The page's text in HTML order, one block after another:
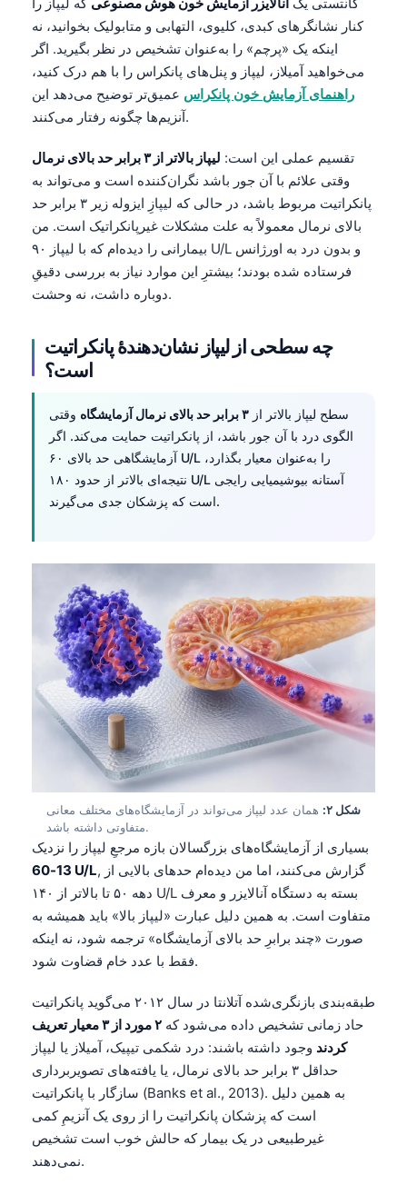
کنار نشانگرهای کبدی، کلیوی، التهابی و متابولیک بخوانید، نه
اینکه یک «پرچم» را به‌عنوان تشخیص در نظر بگیرید. اگر
می‌خواهید آمیلاز، لیپاز و پنل‌های پانکراس را با هم درک کنید،
راهنمای آزمایش خون پانکراس عمیق‌تر توضیح می‌دهد این
آنزیم‌ها چگونه رفتار می‌کنند.
تقسیم عملی این است: لیپاز بالاتر از ۳ برابر حد بالای نرمال
وقتی علائم با آن جور باشد نگران‌کننده است و می‌تواند به
پانکراتیت مربوط باشد، در حالی که لیپازِ ایزوله زیر ۳ برابر حد
بالای نرمال معمولاً به علت مشکلات غیرپانکراتیک است. من
بیمارانی را دیده‌ام که با لیپاز ۹۰ U/L و بدون درد به اورژانس
فرستاده شده بودند؛ بیشترِ این موارد نیاز به بررسی دقیقِ
دوباره داشت، نه وحشت.
چه سطحی از لیپاز نشان‌دهندهٔ پانکراتیت
است؟
سطح لیپاز بالاتر از ۳ برابر حد بالای نرمال آزمایشگاه
وقتی
الگوی درد با آن جور باشد، از پانکراتیت حمایت می‌کند. اگر
آزمایشگاهی حد بالای ۶۰ U/L را به‌عنوان معیار بگذارد،
نتیجه‌ای بالاتر از حدود ۱۸۰ U/L آستانه بیوشیمیایی رایجی
است که پزشکان جدی می‌گیرند.
شکل ۲:
همان عدد لیپاز می‌تواند در آزمایشگاه‌های مختلف معانی
متفاوتی داشته باشد.
بسیاری از آزمایشگاه‌های بزرگسالان بازه مرجعِ لیپاز را نزدیک
13-60 U/L, گزارش می‌کنند، اما من دیده‌ام حدهای بالایی از
دهه ۵۰ تا بالاتر از ۱۴۰ U/L بسته به دستگاه آنالایزر و معرف
متفاوت است. به همین دلیل عبارت «لیپاز بالا» باید همیشه به
صورت «چند برابرِ حد بالای آزمایشگاه» ترجمه شود، نه اینکه
فقط با عدد خام قضاوت شود.
طبقه‌بندی بازنگری‌شده آتلانتا در سال ۲۰۱۲ می‌گوید پانکراتیت
حاد زمانی تشخیص داده می‌شود که
۲ مورد از ۳ معیار تعریف
کردند وجود داشته باشند: درد شکمی تیپیک، آمیلاز یا لیپاز
حداقل ۳ برابر حد بالای نرمال، یا یافته‌های تصویربرداری
سازگار با پانکراتیت (Banks et al., 2013). به همین دلیل
است که پزشکان پانکراتیت را از روی یک آنزیمِ کمی
غیرطبیعی در یک بیمار که حالش خوب است تشخیص
نمی‌دهند.